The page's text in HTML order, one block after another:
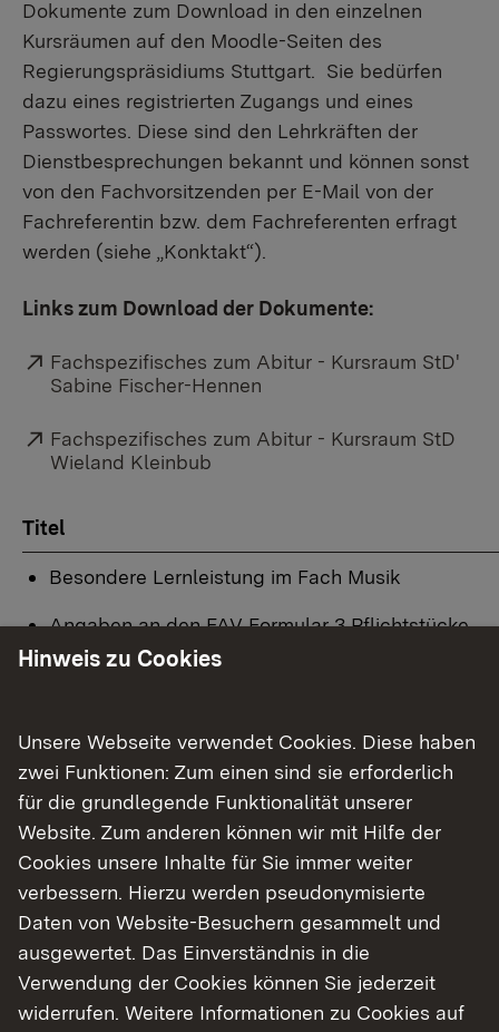
Dokumente zum Download in den einzelnen
Kursräumen auf den Moodle-Seiten des
Regierungspräsidiums Stuttgart. Sie bedürfen
dazu eines registrierten Zugangs und eines
Passwortes. Diese sind den Lehrkräften der
Dienstbesprechungen bekannt und können sonst
von den Fachvorsitzenden per E-Mail von der
Fachreferentin bzw. dem Fachreferenten erfragt
werden (siehe „Konktakt“).
Links zum Download der Dokumente:
Externer Link:
Fachspezifisches zum Abitur - Kursraum StD'
Sabine Fischer-Hennen
Externer Link:
Fachspezifisches zum Abitur - Kursraum StD
Wieland Kleinbub
Titel
Besondere Lernleistung im Fach Musik
Angaben an den FAV Formular 3 Pflichtstücke
Durchführungsbestimmungen Fachpraxis ab
Hinweise zu Jazz-Pop in der fachpraktischen
Operatorenkatalog im Fach Musik ab Abitur 2024
Protokollblatt zum Prüfungsgespräch
Reader mündliches Abitur Musik 2024
Skript zum neuen Schwerpunktthema "Musik als
Tonsatzregeln
Hinweis zu Cookies
Unsere Webseite verwendet Cookies. Diese haben
zwei Funktionen: Zum einen sind sie erforderlich
für die grundlegende Funktionalität unserer
Website. Zum anderen können wir mit Hilfe der
Cookies unsere Inhalte für Sie immer weiter
verbessern. Hierzu werden pseudonymisierte
Daten von Website-Besuchern gesammelt und
ausgewertet. Das Einverständnis in die
Verwendung der Cookies können Sie jederzeit
widerrufen. Weitere Informationen zu Cookies auf